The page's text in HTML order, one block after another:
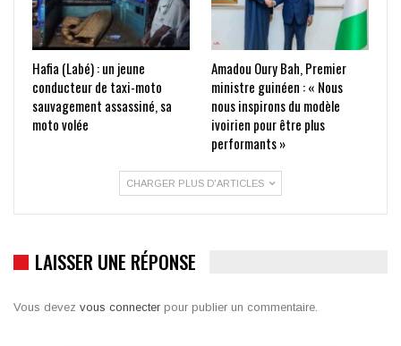
Hafia (Labé) : un jeune
conducteur de taxi-moto
sauvagement assassiné, sa
moto volée
Amadou Oury Bah, Premier
ministre guinéen : « Nous
nous inspirons du modèle
ivoirien pour être plus
performants »
CHARGER PLUS D'ARTICLES
LAISSER UNE RÉPONSE
Vous devez vous connecter pour publier un commentaire.